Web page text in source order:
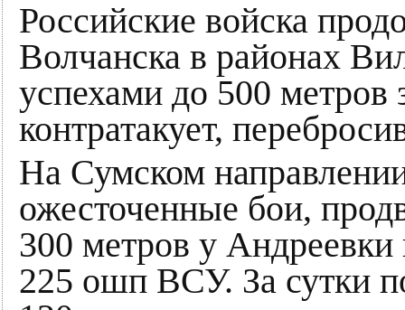
Российские войска
Волчанска в районах
успехами до 500 метров
контратакует,
На Сумском
ожесточенные бои,
300 метров у Андреевки
225 ошп ВСУ. За сутки